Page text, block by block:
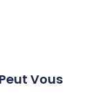
Vous